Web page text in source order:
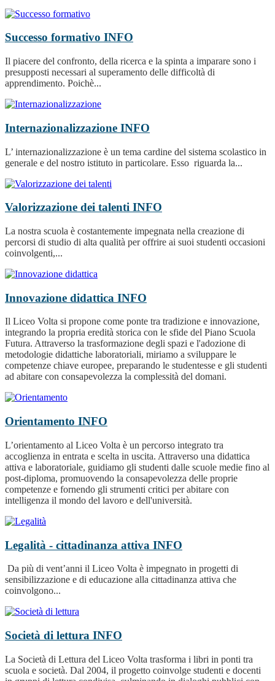
Successo formativo INFO
Il piacere del confronto, della ricerca e la spinta a imparare sono i
presupposti necessari al superamento delle difficoltà di
apprendimento. Poichè...
Internazionalizzazione INFO
L’ internazionalizzazione è un tema cardine del sistema scolastico in
generale e del nostro istituto in particolare. Esso riguarda la...
Valorizzazione dei talenti INFO
La nostra scuola è costantemente impegnata nella creazione di
percorsi di studio di alta qualità per offrire ai suoi studenti occasioni
coinvolgenti,...
Innovazione didattica INFO
Il Liceo Volta si propone come ponte tra tradizione e innovazione,
integrando la propria eredità storica con le sfide del Piano Scuola
Futura. Attraverso la trasformazione degli spazi e l'adozione di
metodologie didattiche laboratoriali, miriamo a sviluppare le
competenze chiave europee, preparando le studentesse e gli studenti
ad abitare con consapevolezza la complessità del domani.
Orientamento INFO
L’orientamento al Liceo Volta è un percorso integrato tra
accoglienza in entrata e scelta in uscita. Attraverso una didattica
attiva e laboratoriale, guidiamo gli studenti dalle scuole medie fino al
post-diploma, promuovendo la consapevolezza delle proprie
competenze e fornendo gli strumenti critici per abitare con
intelligenza il mondo del lavoro e dell'università.
Legalità - cittadinanza attiva INFO
Da più di vent’anni il Liceo Volta è impegnato in progetti di
sensibilizzazione e di educazione alla cittadinanza attiva che
coinvolgono...
Società di lettura INFO
La Società di Lettura del Liceo Volta trasforma i libri in ponti tra
scuola e società. Dal 2004, il progetto coinvolge studenti e docenti